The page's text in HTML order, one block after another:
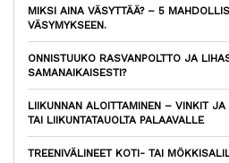
MIKSI AINA VÄSYTTÄÄ? – 5
VÄSYMYKSEEN.
ONNISTUUKO RASVANPOLTTO JA
SAMANAIKAISESTI?
LIIKUNNAN ALOITTAMINEN – VINKIT
TAI LIIKUNTATAUOLTA PALAAVALLE
TREENIVÄLINEET KOTI- TAI